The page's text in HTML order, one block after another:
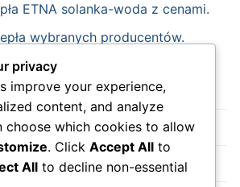
ETNA solanka-woda z cenami.
wybranych producentów.
privacy
improve your experience,
content, and analyze
choose which cookies to allow
. Click Accept All to
All to decline non-essential